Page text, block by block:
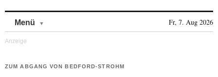
Menü Fr, 7. Aug 2026
ZUM ABGANG VON BEDFORD-STROHM